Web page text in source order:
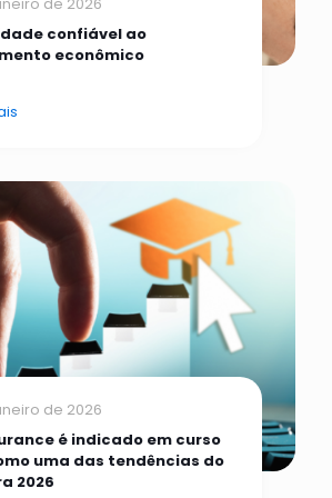
de 2026
confiável ao
econômico
de 2026
é indicado em curso
uma das tendências do
2026